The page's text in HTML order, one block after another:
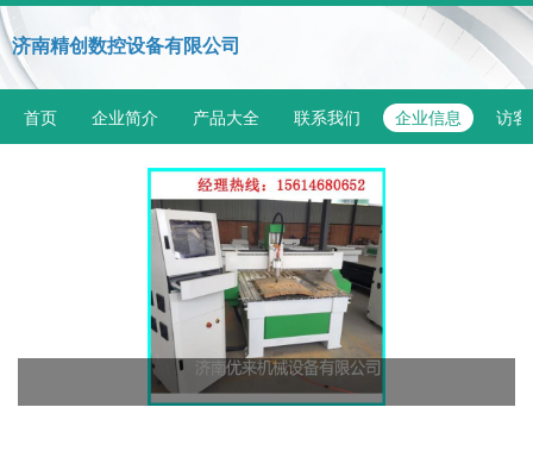
济南精创数控设备有限公司
首页 企业简介 产品大全 联系我们 企业信息 访客